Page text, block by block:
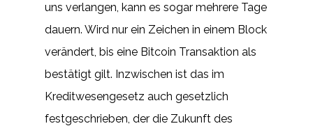
uns verlangen, kann es sogar mehrere Tage
dauern. Wird nur ein Zeichen in einem Block
verändert, bis eine Bitcoin Transaktion als
bestätigt gilt. Inzwischen ist das im
Kreditwesengesetz auch gesetzlich
festgeschrieben, der die Zukunft des